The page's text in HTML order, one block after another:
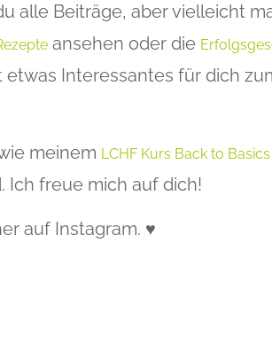
alle Beiträge, aber vielleicht
ansehen oder die
Interessantes für dich
meinem LCHF Kurs Back to Basics
Ich freue mich auf dich!
auf Instagram. ♥